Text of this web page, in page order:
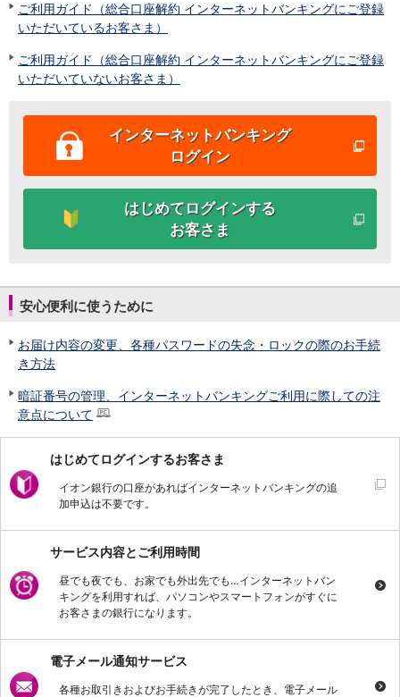
ご利用ガイド（総合口座解約 インターネットバンキングにご登録
いただいているお客さま）
ご利用ガイド（総合口座解約 インターネットバンキングにご登録
いただいていないお客さま）
インターネットバンキング
ログイン
はじめてログインする
お客さま
安心便利に使うために
お届け内容の変更、各種パスワードの失念・ロックの際のお手続
き方法
暗証番号の管理、インターネットバンキングご利用に際しての注
意点について
はじめてログインするお客さま
イオン銀行の口座があればインターネットバンキングの追
加申込は不要です。
サービス内容とご利用時間
昼でも夜でも、お家でも外出先でも…インターネットバン
キングを利用すれば、パソコンやスマートフォンがすぐに
お客さまの銀行になります。
電子メール通知サービス
各種お取引きおよびお手続きが完了したとき、電子メール